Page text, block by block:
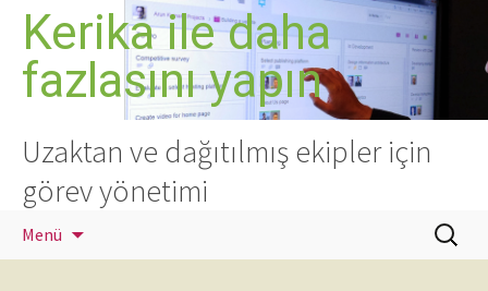
İçeriğeKerika ile daha
fazlasını yapın
Uzaktan ve dağıtılmış ekipler için
görev yönetimi
Menü
Arama: